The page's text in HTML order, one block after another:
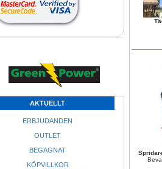
AKTUELLT
ERBJUDANDEN
OUTLET
BEGAGNAT
KÖPVILLKOR